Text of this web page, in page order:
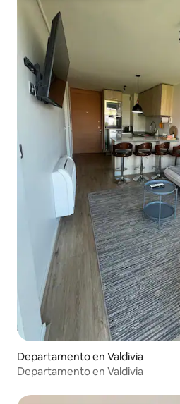
Departamento en Valdivia
Departamento en Valdivia